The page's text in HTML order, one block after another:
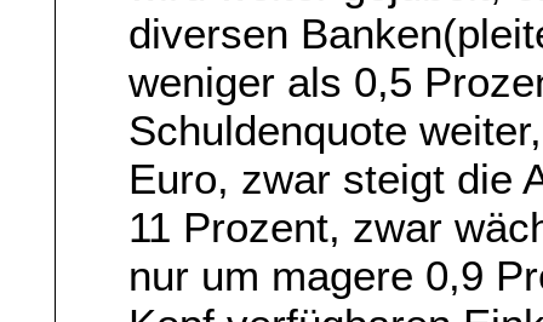
diversen
weniger als 0,5
Schuldenquote
Euro, zwar steigt die
11 Prozent, zwar
nur um magere 0,9